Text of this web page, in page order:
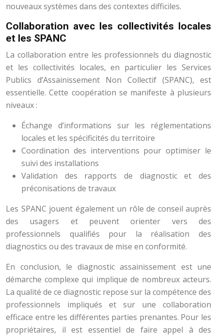
nouveaux systèmes dans des contextes difficiles.
Collaboration avec les collectivités locales
et les SPANC
La collaboration entre les professionnels du diagnostic
et les collectivités locales, en particulier les Services
Publics d’Assainissement Non Collectif (SPANC), est
essentielle. Cette coopération se manifeste à plusieurs
niveaux :
Échange d’informations sur les réglementations
locales et les spécificités du territoire
Coordination des interventions pour optimiser le
suivi des installations
Validation des rapports de diagnostic et des
préconisations de travaux
Les SPANC jouent également un rôle de conseil auprès
des usagers et peuvent orienter vers des
professionnels qualifiés pour la réalisation des
diagnostics ou des travaux de mise en conformité.
En conclusion, le diagnostic assainissement est une
démarche complexe qui implique de nombreux acteurs.
La qualité de ce diagnostic repose sur la compétence des
professionnels impliqués et sur une collaboration
efficace entre les différentes parties prenantes. Pour les
propriétaires, il est essentiel de faire appel à des